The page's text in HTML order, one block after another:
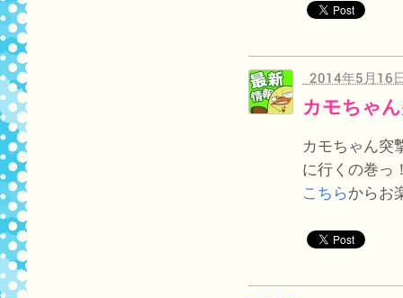
2014年5月16
カモちゃ
カモちゃん突
に行くの巻っ
こちらからお